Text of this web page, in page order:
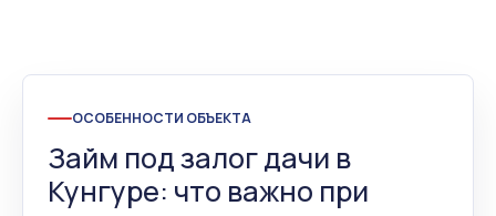
ОСОБЕННОСТИ ОБЪЕКТА
Займ под залог дачи в
Кунгуре: что важно при